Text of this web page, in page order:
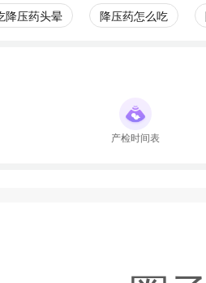
降压药头晕 降压药怎么吃
产检时间表